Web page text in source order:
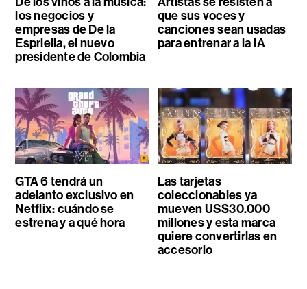
los negocios y
empresas de De la
Espriella, el nuevo
presidente de Colombia
que sus voces y
canciones sean usadas
para entrenar a la IA
GTA 6 tendrá un
adelanto exclusivo en
Netflix: cuándo se
estrena y a qué hora
Las tarjetas
coleccionables ya
mueven US$30.000
millones y esta marca
quiere convertirlas en
accesorio